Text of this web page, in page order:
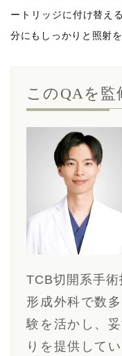
ートリッジに付け替え
分にもしっかりと照射
このQAを監
TCB切開系手術
形成外科で数
験を活かし、
りを提供して